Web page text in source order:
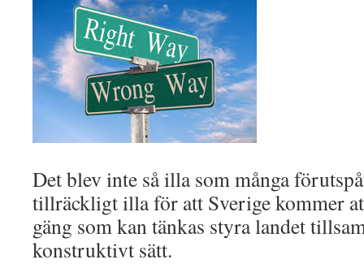
Det blev inte så illa som många
tillräckligt illa för att Sverige kommer
gäng som kan tänkas styra landet
konstruktivt sätt.